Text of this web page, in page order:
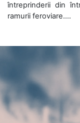
întreprinderii din
ramurii feroviare....